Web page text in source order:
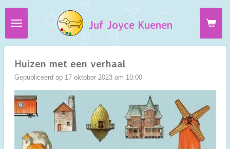
Ga
direct
de
Juf Joyce Kuenen
Huizen met een verhaal
Gepubliceerd op 17 oktober 2023 om 10:00